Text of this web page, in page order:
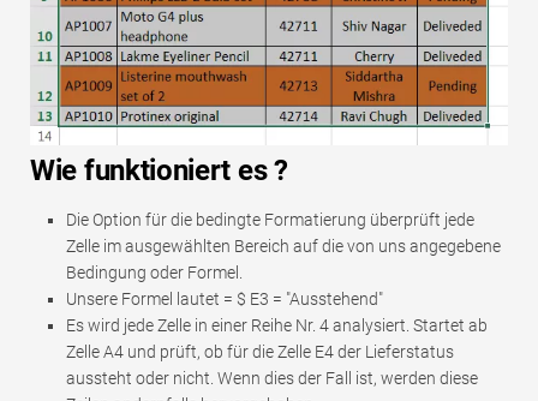
Wie funktioniert es?
Die Option für die bedingte Formatierung überprüft jede
Zelle im ausgewählten Bereich auf die von uns angegebene
Bedingung oder Formel.
Unsere Formel lautet = $ E3 = "Ausstehend"
Es wird jede Zelle in einer Reihe Nr. 4 analysiert. Startet ab
Zelle A4 und prüft, ob für die Zelle E4 der Lieferstatus
aussteht oder nicht. Wenn dies der Fall ist, werden diese